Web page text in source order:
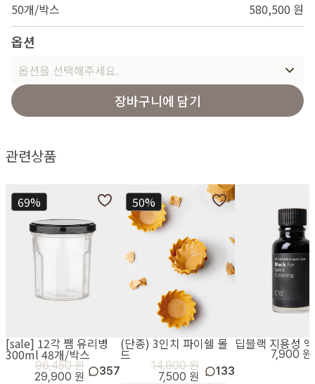
50개/박스 580,500 원
옵션
옵션을 선택해주세요.
장바구니에 담기
관련상품
69%
[sale] 12각 쨈 유리병
300ml 48개/박스
96,450 원
29,900 원
357
50%
(단종) 3인치 파이쉘 몰
드
14,900 원
7,500 원
133
딥블랙 지용성
7,900 원